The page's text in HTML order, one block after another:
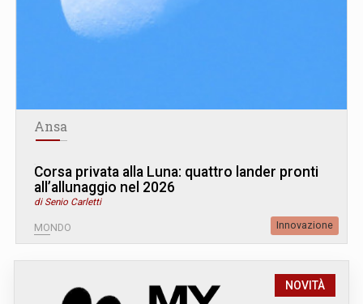
Ansa
Corsa privata alla Luna: quattro lander pronti
all’allunaggio nel 2026
di Senio Carletti
MONDO Innovazione
NOVITÀ